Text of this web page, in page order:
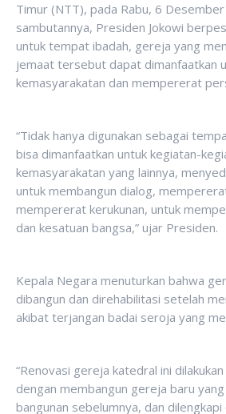
Timur (NTT), pada Rabu, 6
sambutannya, Presiden Jokowi
untuk tempat ibadah, gereja yang
jemaat tersebut dapat dimanfaatkan
kemasyarakatan dan mempererat
“Tidak hanya digunakan sebagai
bisa dimanfaatkan untuk kegiatan-
kemasyarakatan yang lainnya,
untuk membangun dialog,
mempererat kerukunan, untuk
dan kesatuan bangsa,” ujar Presiden.
Kepala Negara menuturkan bahwa
dibangun dan direhabilitasi setelah
akibat terjangan badai seroja yang
“Renovasi gereja katedral ini
dengan membangun gereja baru
bangunan sebelumnya, dan dilengkapi